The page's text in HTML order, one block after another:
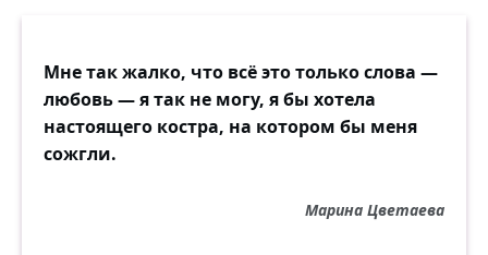
Мне так жалко, что всё это только слова —
любовь — я так не могу, я бы хотела
настоящего костра, на котором бы меня
сожгли.
Марина Цветаева